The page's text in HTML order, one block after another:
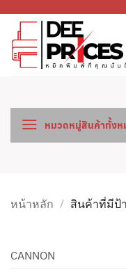
เนื้อหา
หมวดหมู่สินค้าทั้งห
หน้าหลัก / สินค้าที่มีป้า
CANNON